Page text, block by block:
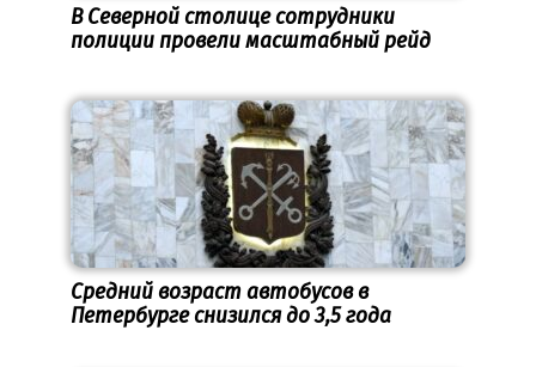
В Северной столице сотрудники
полиции провели масштабный рейд
Средний возраст автобусов в
Петербурге снизился до 3,5 года